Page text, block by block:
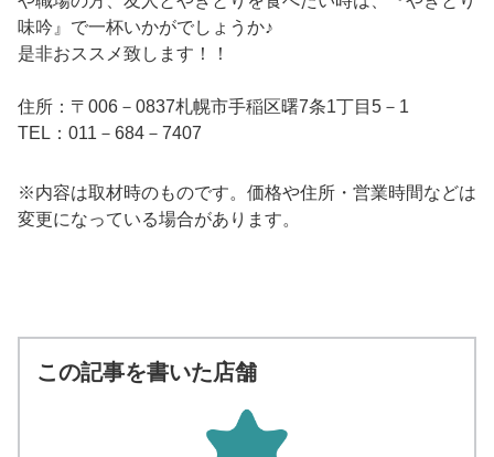
味吟』で一杯いかがでしょうか♪
是非おススメ致します！！
住所：〒006－0837札幌市手稲区曙7条1丁目5－1
TEL：011－684－7407
※内容は取材時のものです。価格や住所・営業時間などは
変更になっている場合があります。
この記事を書いた店舗